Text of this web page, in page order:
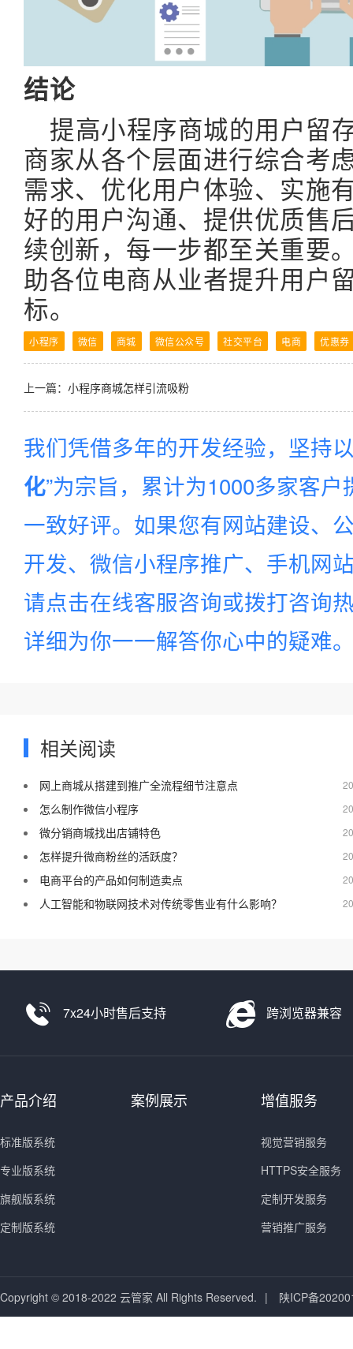
结论
提高小程序商城的用户留
商家从各个层面进行综合考
需求、优化用户体验、实施
好的用户沟通、提供优质售
续创新，每一步都至关重要
助各位电商从业者提升用户
标。
小程序 微信 商城 微信公众号 社交平台 电商 优惠券
上一篇： 小程序商城怎样引流吸粉
我们凭借多年的开发经验，坚持
化”为宗旨，累计为1000多家客
一致好评。如果您有网站建设、
开发、微信小程序推广、手机网
请点击在线客服咨询或拨打咨询
详细为你一一解答你心中的疑难
相关阅读
网上商城从搭建到推广全流程细节注意点
怎么制作微信小程序
微分销商城找出店铺特色
怎样提升微商粉丝的活跃度？
电商平台的产品如何制造卖点
人工智能和物联网技术对传统零售业有什么影响？
7x24小时售后支持 跨浏览器兼容
产品介绍
标准版系统
专业版系统
旗舰版系统
定制版系统
案例展示 增值服务
视觉营销服务
HTTPS安全服务
定制开发服务
营销推广服务
Copyright © 2018-2022 云管家 All Rights Reserved. | 陕ICP备